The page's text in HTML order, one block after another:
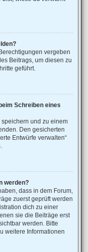
vergeben
Beitrags, um diesen zu
geführt.
Schreiben eines
und zu einem
Den gesicherten
Entwürfe verwalten“
werden?
dass in dem Forum,
zuerst geprüft werden
dich zu einer
sie die Beiträge erst
werden. Bitte
weitere Informationen